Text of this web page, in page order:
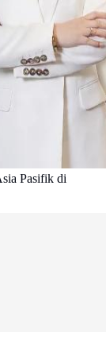
Pasifik di